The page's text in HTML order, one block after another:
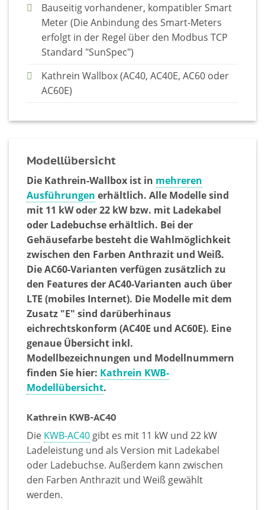
Bauseitig vorhandener, kompatibler Smart
Meter (Die Anbindung des Smart-Meters
erfolgt in der Regel über den Modbus TCP
Standard "SunSpec")
Kathrein Wallbox (AC40, AC40E, AC60 oder
AC60E)
Modellübersicht
Die Kathrein-Wallbox ist in mehreren
Ausführungen erhältlich. Alle Modelle sind
mit 11 kW oder 22 kW bzw. mit Ladekabel
oder Ladebuchse erhältlich. Bei der
Gehäusefarbe besteht die Wahlmöglichkeit
zwischen den Farben Anthrazit und Weiß.
Die AC60-Varianten verfügen zusätzlich zu
den Features der AC40-Varianten auch über
LTE (mobiles Internet). Die Modelle mit dem
Zusatz "E" sind darüberhinaus
eichrechtskonform (AC40E und AC60E). Eine
genaue Übersicht inkl.
Modellbezeichnungen und Modellnummern
finden Sie hier: Kathrein KWB-
Modellübersicht.
Kathrein KWB-AC40
Die KWB-AC40 gibt es mit 11 kW und 22 kW
Ladeleistung und als Version mit Ladekabel
oder Ladebuchse. Außerdem kann zwischen
den Farben Anthrazit und Weiß gewählt
werden.